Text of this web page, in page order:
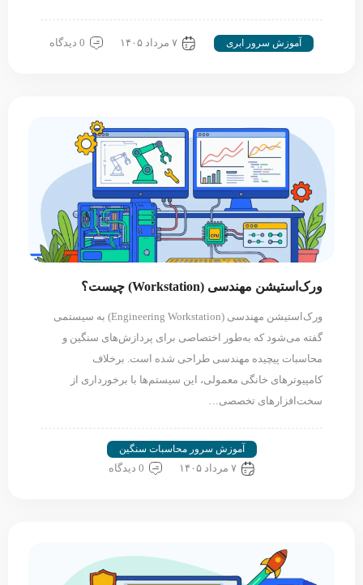
آموزش سرور ابری ۷ مرداد ۱۴۰۵ 0 دیدگاه
ورک‌استیشن مهندسی (Workstation) چیست؟
ورک‌استیشن مهندسی (Engineering Workstation) به سیستمی
گفته می‌شود که به‌طور اختصاصی برای پردازش‌های سنگین و
محاسبات پیچیده مهندسی طراحی شده است. برخلاف
کامپیوترهای خانگی معمولی، این سیستم‌ها با برخورداری از
سخت‌افزارهای تخصصی…
آموزش سرور محاسبات سنگین
۷ مرداد ۱۴۰۵ 0 دیدگاه